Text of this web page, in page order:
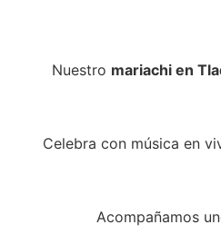
Nuestro mariachi en
Celebra con música en
Acompañamos